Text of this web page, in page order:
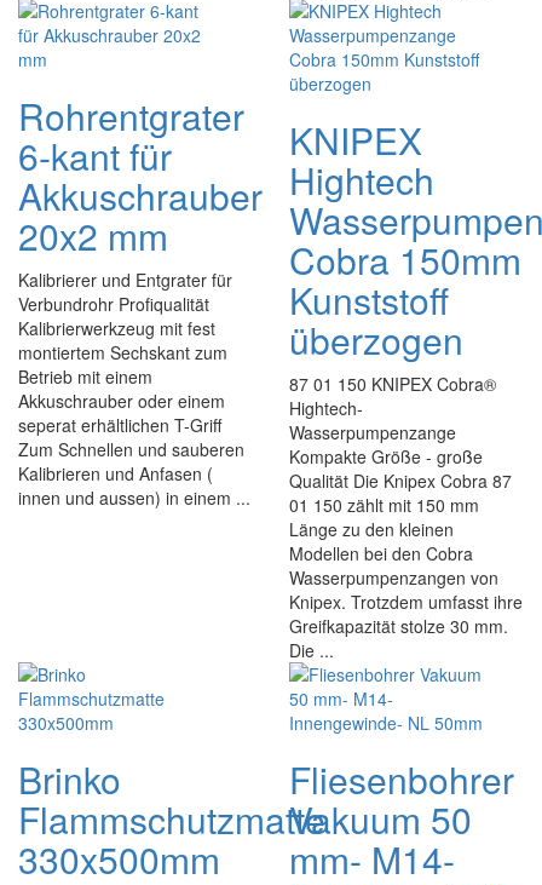
Rohrentgrater
6-kant für
Akkuschrauber
20x2 mm
Kalibrierer und Entgrater für
Verbundrohr Profiqualität
Kalibrierwerkzeug mit fest
montiertem Sechskant zum
Betrieb mit einem
Akkuschrauber oder einem
seperat erhältlichen T-Griff
Zum Schnellen und sauberen
Kalibrieren und Anfasen (
innen und aussen) in einem ...
KNIPEX
Hightech
Cobra 150mm
Kunststoff
überzogen
87 01 150 KNIPEX Cobra®
Hightech-
Wasserpumpenzange
Kompakte Größe - große
Qualität Die Knipex Cobra 87
01 150 zählt mit 150 mm
Länge zu den kleinen
Modellen bei den Cobra
Wasserpumpenzangen von
Knipex. Trotzdem umfasst ihre
Greifkapazität stolze 30 mm.
Die ...
Brinko
Flammschutzmatte
330x500mm
Fliesenbohrer
Vakuum 50
mm- M14-